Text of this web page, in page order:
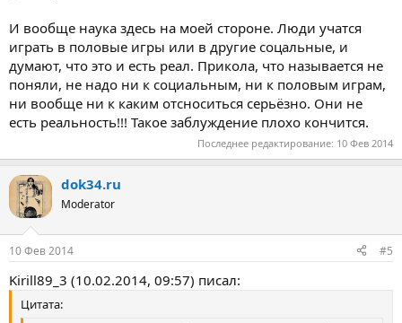
И вообще наука здесь на моей стороне. Люди учатся
играть в половые игры или в другие соцальные, и
думают, что это и есть реал. Прикола, что называется не
поняли, не надо ни к социальным, ни к половым играм,
ни вообще ни к каким отсноситься серьёзно. Они не
есть реальность!!! Такое заблуждение плохо кончится.
Последнее редактирование: 10 Фев 2014
dok34.ru
Moderator
10 Фев 2014 #5
Kirill89_3 (10.02.2014, 09:57) писал:
Цитата: